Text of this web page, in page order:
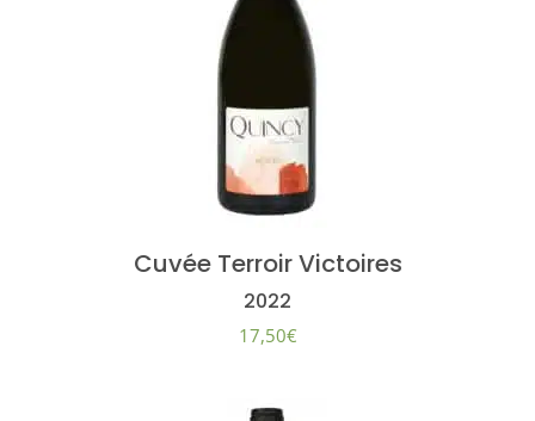
Cuvée Terroir Victoires
2022
17,50€